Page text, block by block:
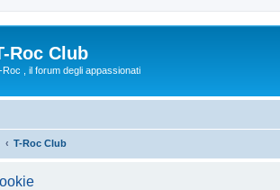
Roc Club
Roc , il forum degli appassionati
T-Roc Club